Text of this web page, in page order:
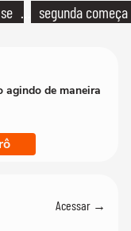
segunda
agindo de maneira
Acessar →